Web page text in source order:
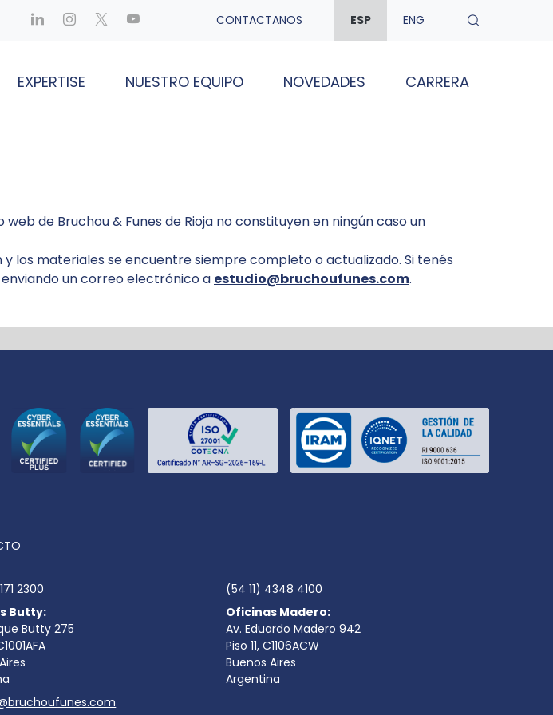
CONTACTANOS ESP ENG
EXPERTISE NUESTRO EQUIPO NOVEDADES CARRERA
de Bruchou & Funes de Rioja no constituyen en ningún caso un
los materiales se encuentre siempre completo o actualizado. Si tenés
un correo electrónico a estudio@bruchoufunes.com.
2300
Butty:
Butty 275
(54 11) 4348 4100
Oficinas Madero:
Av. Eduardo Madero 942
Piso 11, C1106ACW
Buenos Aires
Argentina